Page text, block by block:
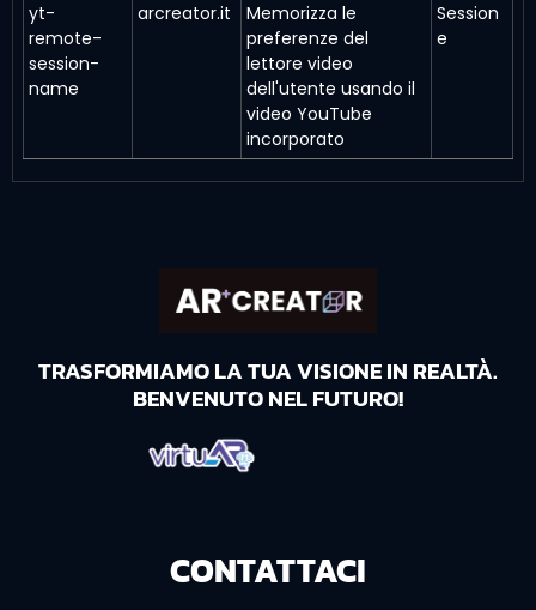
yt-
remote-
session-
name
arcreator.it
Memorizza le
preferenze del
lettore video
dell'utente usando il
video YouTube
incorporato
Session
e
TRASFORMIAMO LA TUA VISIONE IN REALTÀ.
BENVENUTO NEL FUTURO!
CONTATTACI